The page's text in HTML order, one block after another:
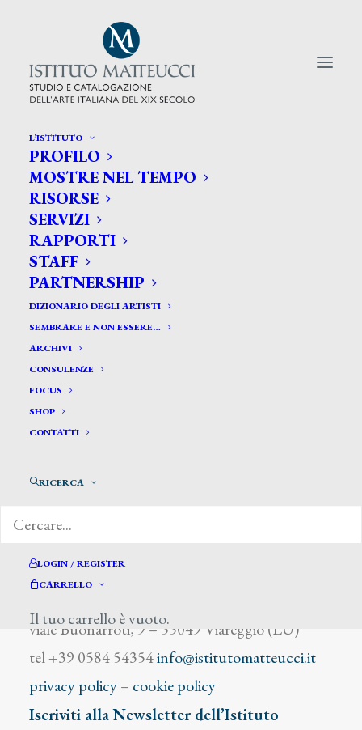
L’ISTITUTO
PROFILO
MOSTRE NEL TEMPO
RISORSE
SERVIZI
RAPPORTI
STAFF
PARTNERSHIP
DIZIONARIO DEGLI ARTISTI
SEMBRARE E NON ESSERE…
ARCHIVI
CONSULENZE
FOCUS
SHOP
CONTATTI
RICERCA
LOGIN / REGISTER
CARRELLO
Il tuo carrello è vuoto.
CERCA TRA GLI ARTISTI:
Search
for:
Vittori Carlo
viale Buonarroti, 9 – 55049 Viareggio (LU)
tel +39 0584 54354info@istitutomatteucci.it
privacy policy– cookie policy
Iscriviti alla Newsletter dell’Istituto